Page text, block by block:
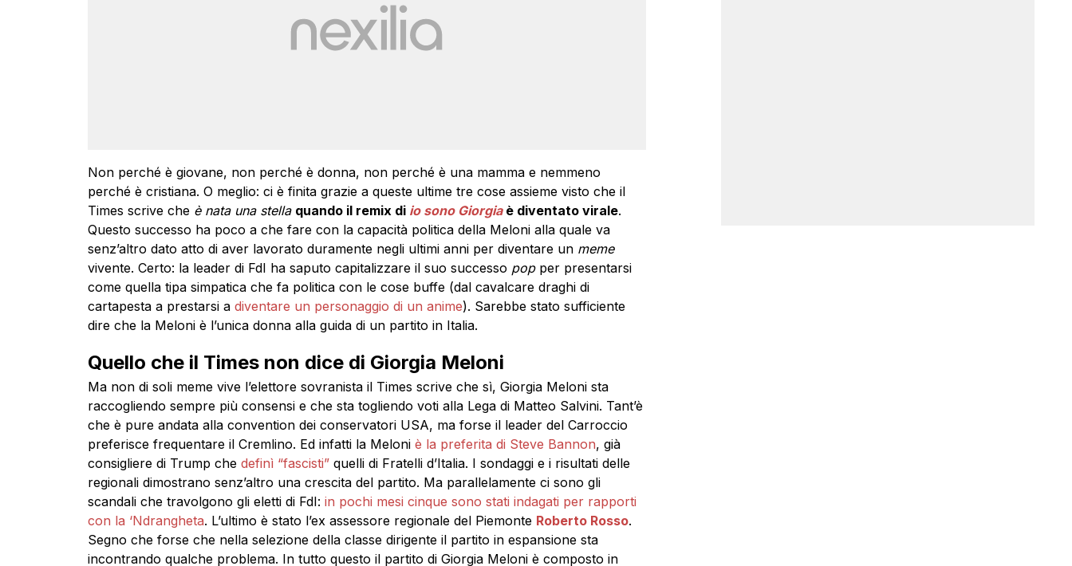
Non perché è giovane, non perché è donna, non perché è una mamma e nemmeno
perché è cristiana. O meglio: ci è finita grazie a queste ultime tre cose assieme visto che il
Times scrive che è nata una stella quando il remix di io sono Giorgiaè diventato virale.
Questo successo ha poco a che fare con la capacità politica della Meloni alla quale va
senz’altro dato atto di aver lavorato duramente negli ultimi anni per diventare un meme
vivente. Certo: la leader di FdI ha saputo capitalizzare il suo successo popper presentarsi
come quella tipa simpatica che fa politica con le cose buffe (dal cavalcare draghi di
cartapesta a prestarsi a diventare un personaggio di un anime). Sarebbe stato sufficiente
dire che la Meloni è l’unica donna alla guida di un partito in Italia.
Quello che il Times non dice di Giorgia Meloni
Ma non di soli meme vive l’elettore sovranista il Times scrive che sì, Giorgia Meloni sta
raccogliendo sempre più consensi e che sta togliendo voti alla Lega di Matteo Salvini. Tant’è
che è pure andata alla convention dei conservatori USA, ma forse il leader del Carroccio
preferisce frequentare il Cremlino. Ed infatti la Meloni è la preferita di Steve Bannon, già
consigliere di Trump chedefinì “fascisti”quelli di Fratelli d’Italia. I sondaggi e i risultati delle
regionali dimostrano senz’altro una crescita del partito. Ma parallelamente ci sono gli
scandali che travolgono gli eletti di FdI: in pochi mesi cinque sono stati indagati per rapporti
con la ‘Ndrangheta. L’ultimo è stato l’ex assessore regionale del Piemonte Roberto Rosso.
Segno che forse che nella selezione della classe dirigente il partito in espansione sta
incontrando qualche problema. In tutto questo il partito di Giorgia Meloni è composto in